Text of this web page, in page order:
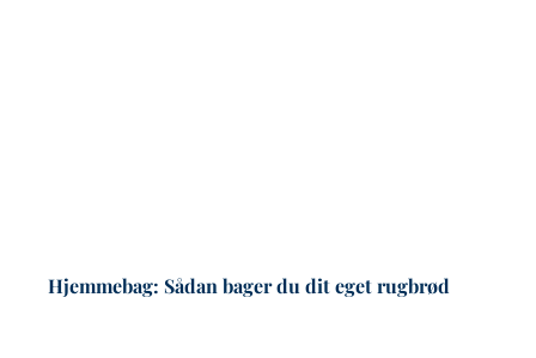
Hjemmebag: Sådan bager du dit eget rugbrød